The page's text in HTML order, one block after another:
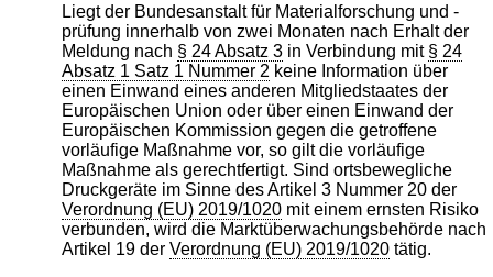
Liegt der Bundesanstalt für Materialforschung und -
prüfung innerhalb von zwei Monaten nach Erhalt der
Meldung nach § 24 Absatz 3in Verbindung mit § 24
Absatz 1 Satz 1 Nummer 2 keine Information über
einen Einwand eines anderen Mitgliedstaates der
Europäischen Union oder über einen Einwand der
Europäischen Kommission gegen die getroffene
vorläufige Maßnahme vor, so gilt die vorläufige
Maßnahme als gerechtfertigt. Sind ortsbewegliche
Druckgeräte im Sinne des Artikel 3 Nummer 20 der
Verordnung (EU) 2019/1020mit einem ernsten Risiko
verbunden, wird die Marktüberwachungsbehörde nach
Artikel 19 der Verordnung (EU) 2019/1020tätig.